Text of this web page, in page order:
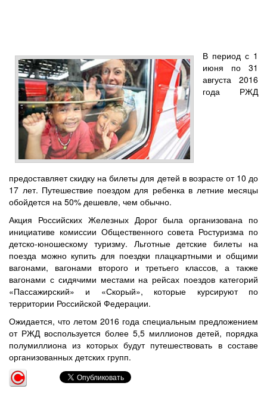
В период с 1
июня по 31
августа 2016
года РЖД
предоставляет скидку на билеты для детей в возрасте от 10 до
17 лет. Путешествие поездом для ребенка в летние месяцы
обойдется на 50% дешевле, чем обычно.
Акция Российских Железных Дорог была организована по
инициативе комиссии Общественного совета Ростуризма по
детско-юношескому туризму. Льготные детские билеты на
поезда можно купить для поездки плацкартными и общими
вагонами, вагонами второго и третьего классов, а также
вагонами с сидячими местами на рейсах поездов категорий
«Пассажирский» и «Скорый», которые курсируют по
территории Российской Федерации.
Ожидается, что летом 2016 года специальным предложением
от РЖД воспользуется более 5,5 миллионов детей, порядка
полумиллиона из которых будут путешествовать в составе
организованных детских групп.